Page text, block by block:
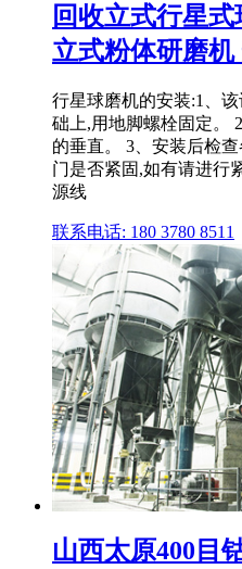
回收立式行星
立式粉体研磨机
行星球磨机的安装:1、
础上,用地脚螺栓固定。
的垂直。 3、安装后检
门是否紧固,如有请进行
源线
联系电话: 180 3780 8511
山西太原400目